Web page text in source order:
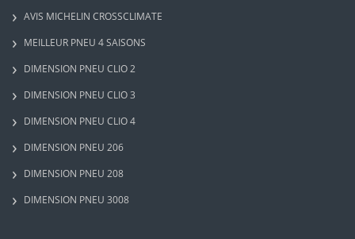
AVIS MICHELIN CROSSCLIMATE
MEILLEUR PNEU 4 SAISONS
DIMENSION PNEU CLIO 2
DIMENSION PNEU CLIO 3
DIMENSION PNEU CLIO 4
DIMENSION PNEU 206
DIMENSION PNEU 208
DIMENSION PNEU 3008